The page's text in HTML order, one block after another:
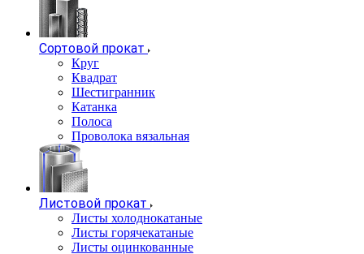
Сортовой прокат
Круг
Квадрат
Шестигранник
Катанка
Полоса
Проволока вязальная
Листовой прокат
Листы холоднокатаные
Листы горячекатаные
Листы оцинкованные